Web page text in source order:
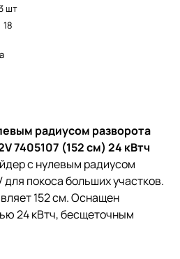
шт
18
радиусом разворота
7405107 (152 см) 24 кВтч
с нулевым радиусом
для покоса больших участков.
152 см. Оснащен
24 кВтч, бесщеточным